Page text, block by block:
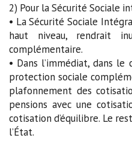
2) Pour la Sécurité Sociale
• La Sécurité Sociale
haut niveau, rendrait
complémentaire.
• Dans l’immédiat, dans le
protection sociale
plafonnement des
pensions avec une
cotisation d’équilibre. Le
l’État.